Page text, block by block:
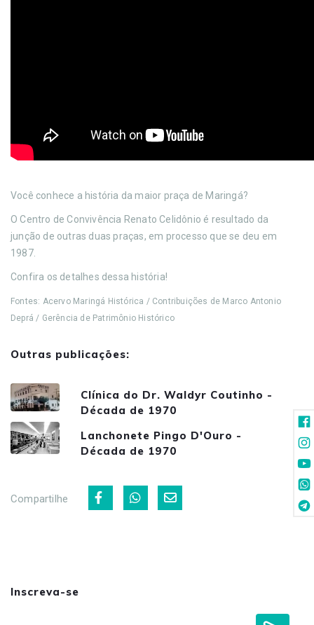
Você conhece a história da maior praça de Maringá?
O Centro de Convivência Renato Celidônio é resultado da
junção de outras duas praças, em processo que se deu em
1987.
Confira os detalhes dessa história!
Fontes: Acervo Maringá Histórica / Contribuições de Marco Antonio
Deprá / Gerência de Patrimônio Histórico
Outras publicações:
Clínica do Dr. Waldyr Coutinho -
Década de 1970
Lanchonete Pingo D'Ouro -
Década de 1970
Compartilhe
Inscreva-se